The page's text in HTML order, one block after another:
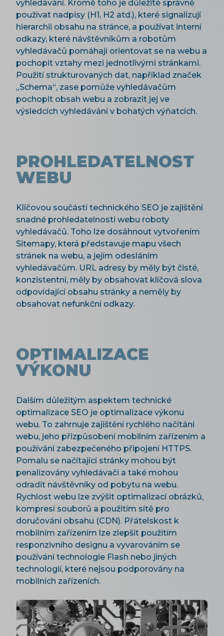
vyhledávání. Kromě toho je důležité správně
používat nadpisy (H1, H2 atd.), které signalizují
hierarchii obsahu na stránce, a používat interní
odkazy, které návštěvníkům a robotům
vyhledávačů pomáhají orientovat se na webu a
pochopit vztahy mezi jednotlivými stránkami.
Použití strukturovaných dat, například značek
„Schema“, zase pomůže vyhledávačům
pochopit obsah webu a zobrazit jej ve
výsledcích vyhledávání v bohatých výňatcích.
PROHLEDATELNOST
WEBU
Klíčovou součástí technického SEO je zajištění
snadné prohledatelnosti webu roboty
vyhledávačů. Toho lze dosáhnout vytvořením
Sitemapy, která představuje mapu všech
stránek na webu, a jejím odesláním
vyhledávačům. URL adresy by měly být čisté,
konzistentní, měly by obsahovat klíčová slova
odpovídající obsahu stránky a neměly by
obsahovat nefunkční odkazy.
OPTIMALIZACE
VÝKONU
Dalším důležitým aspektem technické
optimalizace SEO je optimalizace výkonu
webu. To zahrnuje zajištění rychlého načítání
webu, jeho přizpůsobení mobilním zařízením a
používání zabezpečeného připojení HTTPS.
Pomalu se načítající stránky mohou být
penalizovány vyhledávači a také mohou
odradit návštěvníky od pobytu na webu.
Rychlost webu lze zvýšit optimalizací obrázků,
kompresí souborů a použitím sítě pro
doručování obsahu (CDN). Přátelskost k
mobilním zařízením lze zlepšit použitím
responzivního designu a vyvarováním se
používání technologie Flash nebo jiných
technologií, které nejsou podporovány na
mobilních zařízeních.